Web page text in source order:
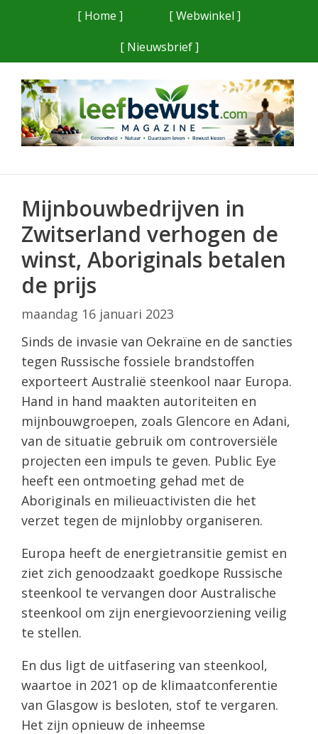
[ Home ]
[ Webwinkel ]
[ Nieuwsbrief ]
Mijnbouwbedrijven in
Zwitserland verhogen de
winst, Aboriginals betalen
de prijs
maandag 16 januari 2023
Sinds de invasie van Oekraïne en de sancties
tegen Russische fossiele brandstoffen
exporteert Australië steenkool naar Europa.
Hand in hand maakten autoriteiten en
mijnbouwgroepen, zoals Glencore en Adani,
van de situatie gebruik om controversiële
projecten een impuls te geven. Public Eye
heeft een ontmoeting gehad met de
Aboriginals en milieuactivisten die het
verzet tegen de mijnlobby organiseren.
Europa heeft de energietransitie gemist en
ziet zich genoodzaakt goedkope Russische
steenkool te vervangen door Australische
steenkool om zijn energievoorziening veilig
te stellen.
En dus ligt de uitfasering van steenkool,
waartoe in 2021 op de klimaatconferentie
van Glasgow is besloten, stof te vergaren.
Het zijn opnieuw de inheemse